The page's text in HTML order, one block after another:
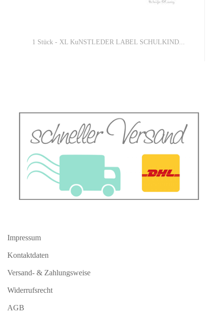
1 Stück - XL KuNSTLEDER LABEL SCHULKIND...
Impressum
Kontaktdaten
Versand- & Zahlungsweise
Widerrufsrecht
AGB